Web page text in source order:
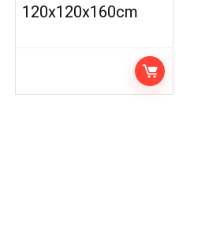
120x120x160cm